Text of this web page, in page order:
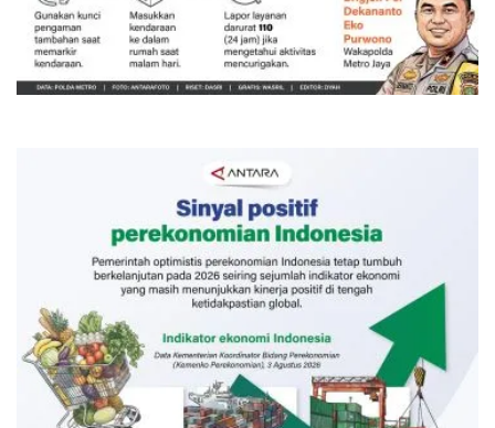
Memberantas kejahatan jalanan
Jakarta
Kemarin 18:00